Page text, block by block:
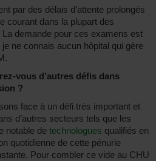
par des délais d’attente prolongés
courant dans la plupart des
demande pour ces examens est
ne connais aucun hôpital qui gère
vous d’autres défis dans
?
face à un défi très important et
d’autres secteurs tels que les
notable de technologues qualifiés en
quotidienne de cette pénurie
Pour combler ce vide au CHU